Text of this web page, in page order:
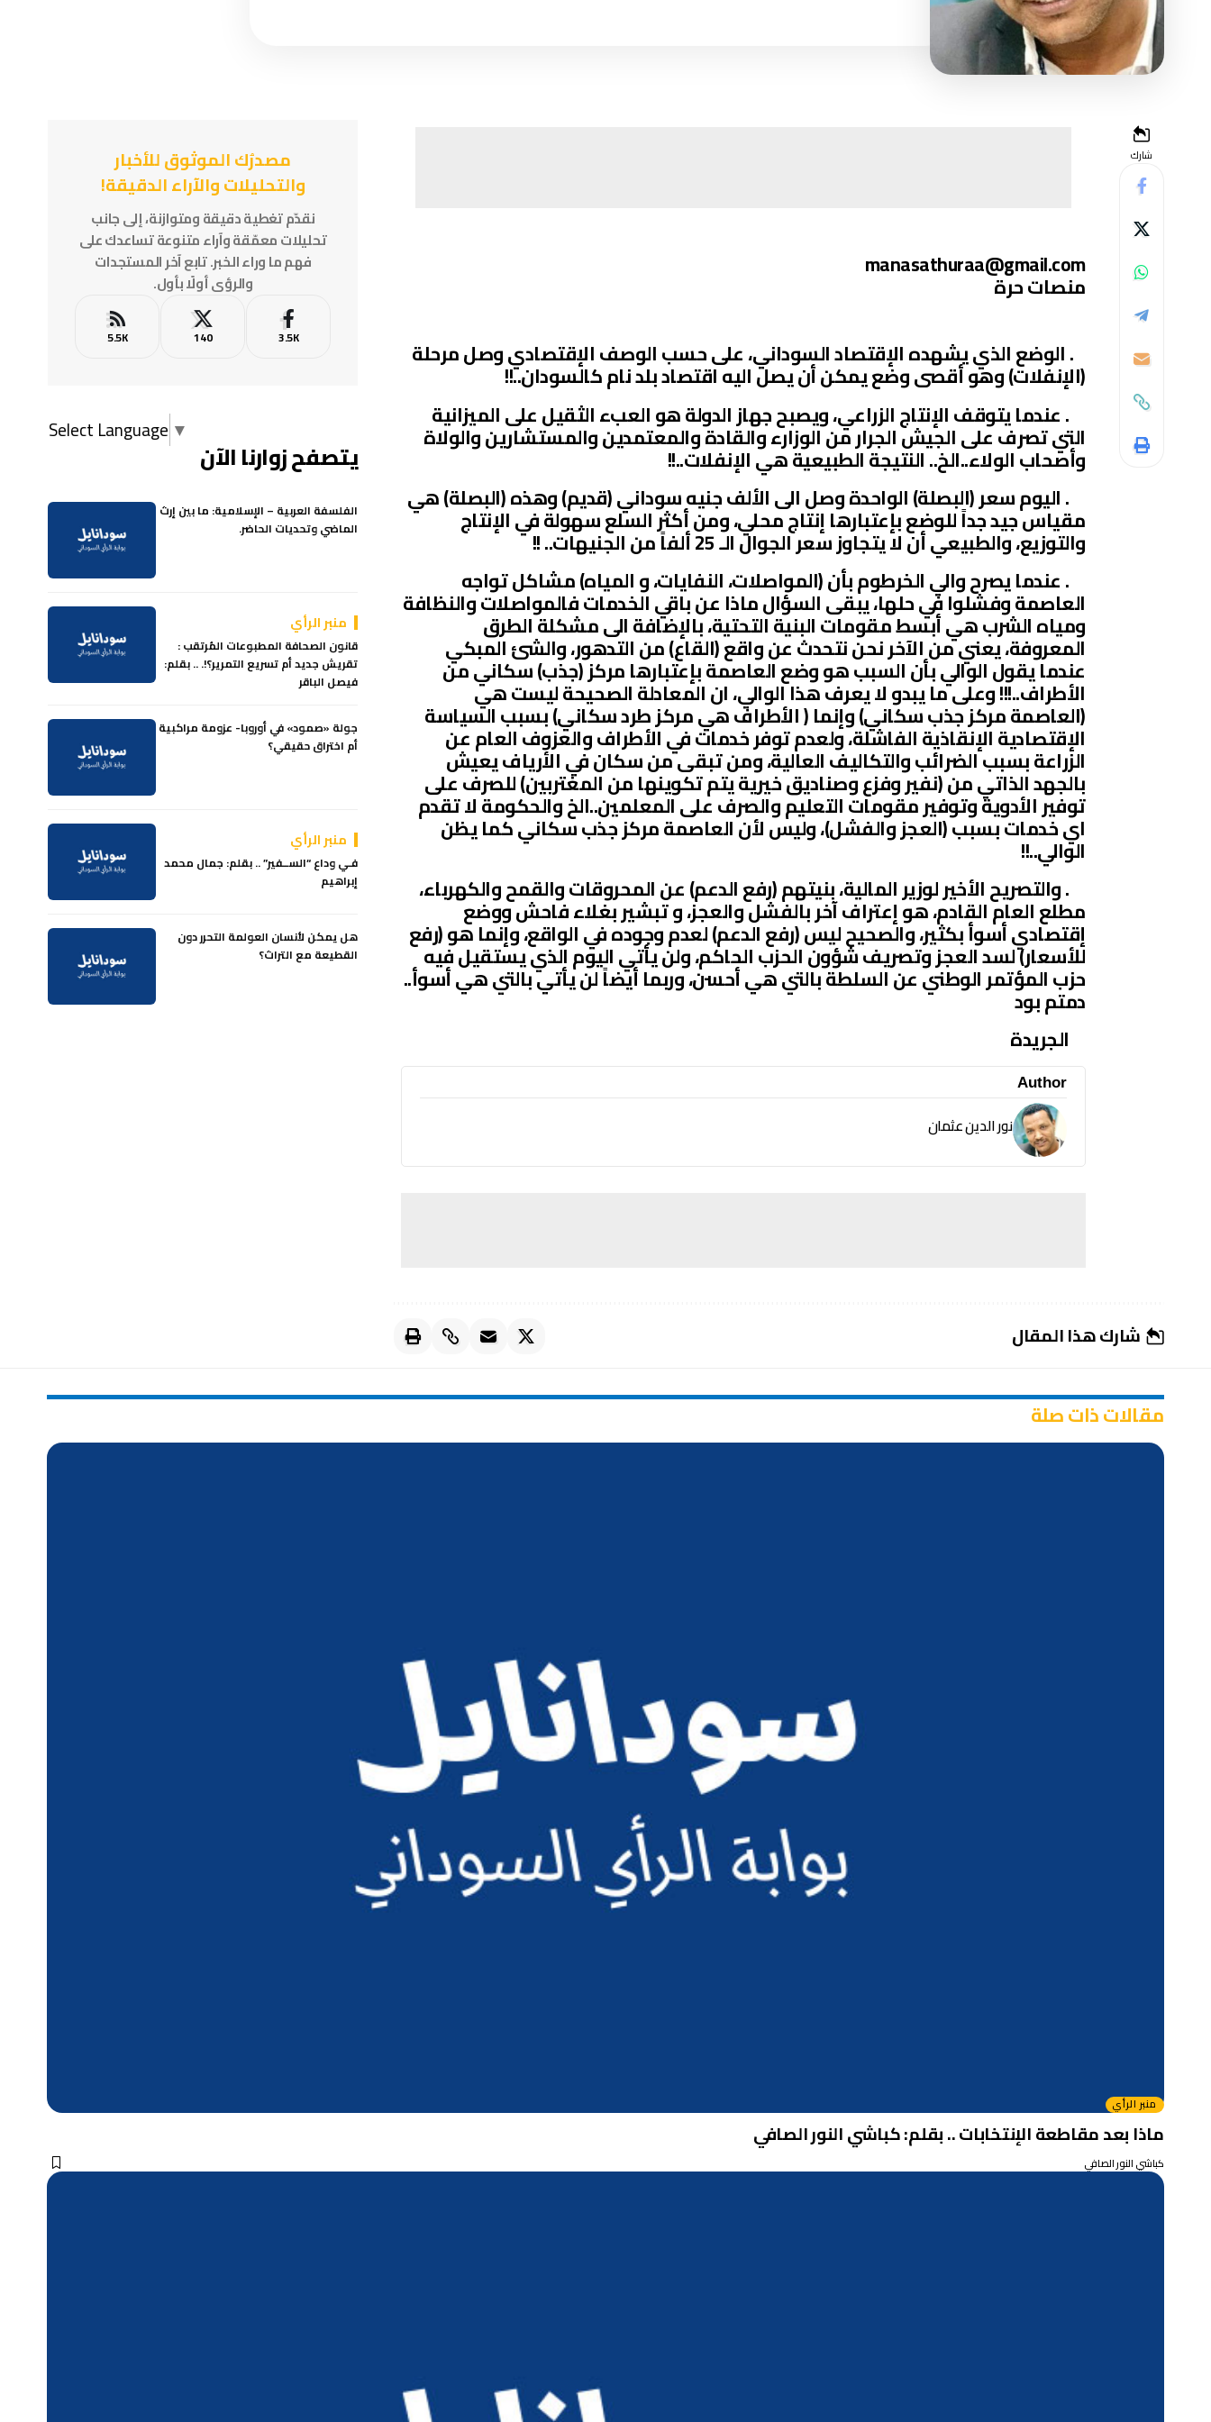
شارك
manasathuraa@gmail.com
منصات حرة
. الوضع الذي يشهده الإقتصاد السوداني، على حسب الوصف الإقتصادي وصل مرحلة
(الإنفلات) وهو أقصى وضع يمكن أن يصل اليه اقتصاد بلد نام كالسودان..!!
. عندما يتوقف الإنتاج الزراعي، ويصبح جهاز الدولة هو العبء الثقيل على الميزانية
التي تصرف على الجيش الجرار من الوزارء والقادة والمعتمدين والمستشارين والولاة
وأصحاب الولاء..الخ.. النتيجة الطبيعية هي الإنفلات..!!
. اليوم سعر (البصلة) الواحدة وصل الى الألف جنيه سوداني (قديم) وهذه (البصلة) هي
مقياس جيد جداً للوضع بإعتبارها إنتاج محلي، ومن أكثر السلع سهولة في الإنتاج
والتوزيع، والطبيعي أن لا يتجاوز سعر الجوال الـ 25 ألفاً من الجنيهات.. !!
. عندما يصرح والي الخرطوم بأن (المواصلات، النفايات، و المياه) مشاكل تواجه
العاصمة وفشلوا في حلها، يبقى السؤال ماذا عن باقي الخدمات فالمواصلات والنظافة
ومياه الشرب هي أبسط مقومات البنية التحتية، بالإضافة الى مشكلة الطرق
المعروفة، يعني من الآخر نحن نتحدث عن واقع (القاع) من التدهور، والشئ المبكي
عندما يقول الوالي بأن السبب هو وضع العاصمة بإعتبارها مركز (جذب) سكاني من
الأطراف..!!! وعلى ما يبدو لا يعرف هذا الوالي، ان المعادلة الصحيحة ليست هي
(العاصمة مركز جذب سكاني) وإنما ( الأطراف هي مركز طرد سكاني) بسبب السياسة
الإقتصادية الإنقاذية الفاشلة، ولعدم توفر خدمات في الأطراف والعزوف العام عن
الزراعة بسبب الضرائب والتكاليف العالية، ومن تبقى من سكان في الأرياف يعيش
بالجهد الذاتي من (نفير وفزع وصناديق خيرية يتم تكوينها من المغتربين) للصرف على
توفير الأدوية وتوفير مقومات التعليم والصرف على المعلمين..الخ والحكومة لا تقدم
اي خدمات بسبب (العجز والفشل)، وليس لأن العاصمة مركز جذب سكاني كما يظن
الوالي..!!
. والتصريح الأخير لوزير المالية، بنيتهم (رفع الدعم) عن المحروقات والقمح والكهرباء،
مطلع العام القادم، هو إعتراف آخر بالفشل والعجز، و تبشير بغلاء فاحش ووضع
إقتصادي أسوأ بكثير، والصحيح ليس (رفع الدعم) لعدم وجوده في الواقع، وإنما هو (رفع
للأسعار) لسد العجز وتصريف شؤون الحزب الحاكم، ولن يأتي اليوم الذي يستقيل فيه
حزب المؤتمر الوطني عن السلطة بالتي هي أحسن، وربما أيضاً لن يأتي بالتي هي أسوأ..
دمتم بود
الجريدة
Author
نور الدين عثمان
شارك هذا المقال
مصدرُك الموثوق للأخبار
والتحليلات والآراء الدقيقة!
نقدّم تغطية دقيقة ومتوازنة، إلى جانب
تحليلات معمّقة وآراء متنوعة تساعدك على
فهم ما وراء الخبر. تابع آخر المستجدات
والرؤى أولًا بأول.
3.5K
140
5.5K
Select Language ▼
يتصفح زوارنا الآن
الفلسفة العربية – الإسلامية: ما بين إرث
الماضي وتحديات الحاضر.
منبر الرأي
قانون الصحافة المطبوعات المُرتقب :
تقريش جديد أم تسريع التمرير؟!. .. بقلم:
فيصل الباقر
جولة «صمود» في أوروبا- عزومة مراكبية
أم اختراق حقيقي؟
منبر الرأي
فـي وداع “الســفير” .. بقلم: جمال محمد
إبراهيم
هل يمكن لأنسان العولمة التحرر دون
القطيعة مع التراث؟
مقالات ذات صلة
منبر الرأي
ماذا بعد مقاطعة الإنتخابات .. بقلم: كباشي النور الصافي
كباشي النور الصافي